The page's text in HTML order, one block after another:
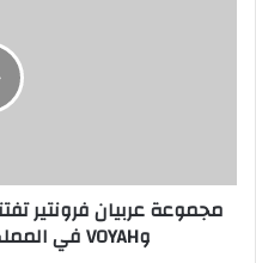
وVOYAH
في
وVOYAH في المملكة العربية السعودية